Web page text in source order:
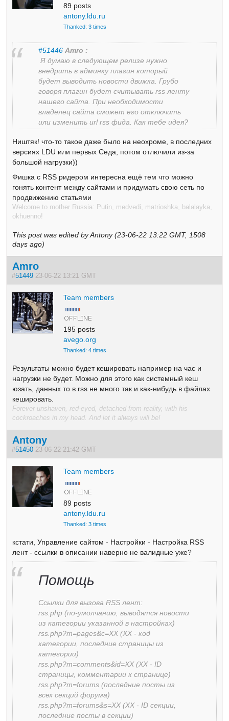
89 posts
antony.ldu.ru
Thanked: 3 times
#51446 Amro :
Я думаю в следующем релизе нужно
внедрить в админку плагин который
будет выводить новости движка. Грубо
говоря плагин будет считывать rss ленту
нашего сайта. При необходимости
владелец сайта сможет его отключить
или изменить url rss фида. Как тебе идея?
Ништяк! что-то такое даже было на неохроме, в последних
версиях LDU или первых Седа, потом отлючили из-за
большой нагрузки))
Фишка с RSS ридером интересна ещё тем что можно
гонять контент между сайтами и придумать свою сеть по
продвижению статьями
Welcome to mother Russia: Putin, medvedi, matrioshka, balalayka,
okhuenno!
This post was edited by Antony (23-06-22 13:22 GMT, 1508
days ago)
Amro
#51449 23-06-22 13:21 GMT
Team members
195 posts
avego.org
Thanked: 4 times
Результаты можно будет кешировать например на час и
нагрузки не будет. Можно для этого как системный кеш
юзать, данных то в rss не много так и как-нибудь в файлах
кешировать.
Forever unshaven, red-eyed, detached from reality, with his
cockroaches in my head. And let it always will be!
Antony
#51450 23-06-22 21:42 GMT
Team members
89 posts
antony.ldu.ru
Thanked: 3 times
кстати, Управление сайтом - Настройки - Настройка RSS
лент - ссылки в описании наверно не валидные уже?
Помощь
Ссылки для вызова RSS лент:
rss.php (по-умолчанию, выводятся новости
из категории указанной в настройках)
rss.php?m=pages&c=XX (XX - код
категории, последние страницы из
категории)
rss.php?m=comments&id=XX (XX - ID
страницы, комментарии к странице)
rss.php?m=forums (последние посты из
всех секций форума)
rss.php?m=forums&s=XX (XX - ID секции,
последние посты в секции)